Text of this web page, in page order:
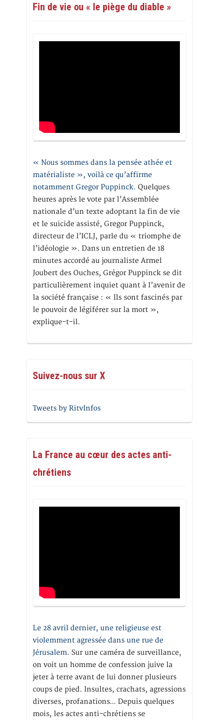
Fin de vie ou « le piège du diable »
« Nous sommes dans la pensée athée et
matérialiste », voilà ce qu’affirme
notamment Gregor Puppinck. Quelques
heures après le vote par l’Assemblée
nationale d’un texte adoptant la fin de vie
et le suicide assisté, Gregor Puppinck,
directeur de l’ICLJ, parle du « triomphe de
l’idéologie ». Dans un entretien de 18
minutes accordé au journaliste Armel
Joubert des Ouches, Grégor Puppinck se dit
particulièrement inquiet quant à l’avenir de
la société française : « Ils sont fascinés par
le pouvoir de légiférer sur la mort »,
explique-t-il.
Suivez-nous sur X
Tweets by RitvInfos
La France au cœur des actes anti-
chrétiens
Le 28 avril dernier, une religieuse est
violemment agressée dans une rue de
Jérusalem. Sur une caméra de surveillance,
on voit un homme de confession juive la
jeter à terre avant de lui donner plusieurs
coups de pied. Insultes, crachats, agressions
diverses, profanations… Depuis quelques
mois, les actes anti-chrétiens se